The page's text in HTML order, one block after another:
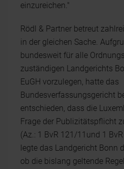
einzureichen."
Rödl & Partner betreut
in der gleichen Sache.
bundesweit für alle
zuständigen Landgerichts
EuGH vorzulegen, hatte das
Bundesverfassungsgericht
entschieden, dass die
Frage der Publizitätspflicht
(Az.: 1 BvR 121/11und 1
legte das Landgericht Bonn
ob die bislang geltende